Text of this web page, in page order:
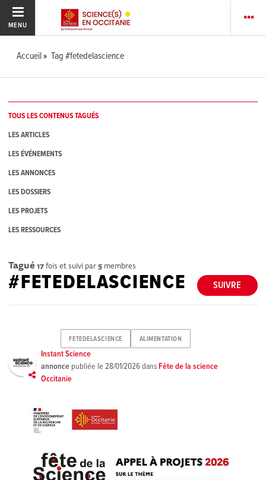
MENU
Accueil Tag #fetedelascience
TOUS LES CONTENUS TAGUÉS
LES ARTICLES
LES ÉVÉNEMENTS
LES ANNONCES
LES DOSSIERS
LES PROJETS
LES RESSOURCES
Tagué 17fois et suivi par 5 membres
SUIVRE
#FETEDELASCIENCE
FETEDELASCIENCE ALIMENTATION
Instant Science
annonce publiée le28/01/2026dansFête de la science
Occitanie